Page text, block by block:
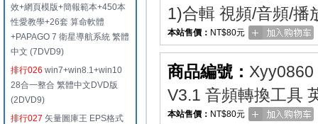
效+網頁模版+簡報範本+450本
性愛教學+26套 算命軟體
+PAPAGO 7 衛星導航系統 繁體
中文 (7DVD9)
排行026 win7+win8.1+win10
28合一整合 繁體中文DVD版
(2DVD9)
排行027 矢量圖庫王 EPS格式
1)合輯 視頻/音頻/播
本站售價： NT$80元
商品編號： Xyy0860
V3.1 音頻轉換工具
本站售價： NT$80元